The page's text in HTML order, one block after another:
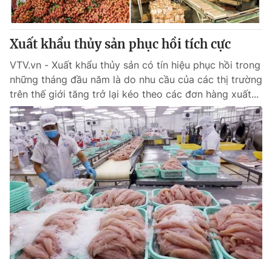
Xuất khẩu thủy sản phục hồi tích cực
VTV.vn - Xuất khẩu thủy sản có tín hiệu phục hồi trong
những tháng đầu năm là do nhu cầu của các thị trường
trên thế giới tăng trở lại kéo theo các đơn hàng xuất...